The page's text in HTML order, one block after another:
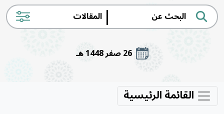
|
26 صفر 1448 هـ
القائمة الرئيسية